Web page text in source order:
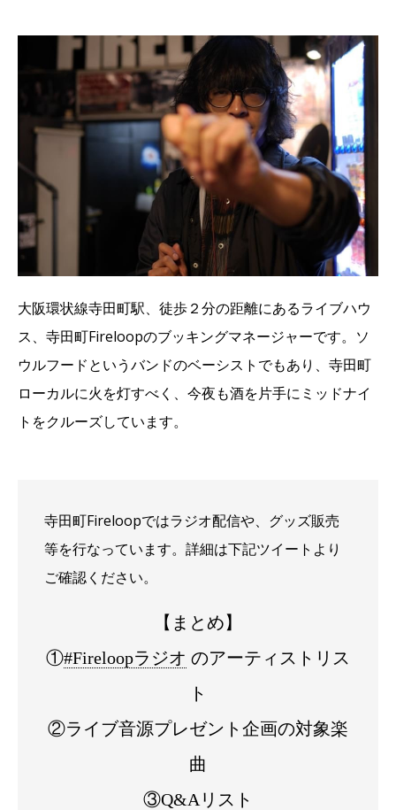
大阪環状線寺田町駅、徒歩２分の距離にあるライブハウ
ス、寺田町Fireloopのブッキングマネージャーです。ソ
ウルフードというバンドのベーシストでもあり、寺田町
ローカルに火を灯すべく、今夜も酒を片手にミッドナイ
トをクルーズしています。
寺田町Fireloopではラジオ配信や、グッズ販売
等を行なっています。詳細は下記ツイートより
ご確認ください。
【まとめ】
①#Fireloopラジオ のアーティストリス
ト
②ライブ音源プレゼント企画の対象楽
曲
③Q&Aリスト